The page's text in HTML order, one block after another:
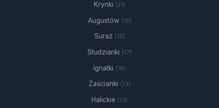
Krynki (21)
Augustów (19)
Suraż (19)
Studzianki (17)
Ignatki (16)
Zaścianki (13)
Halickie (13)